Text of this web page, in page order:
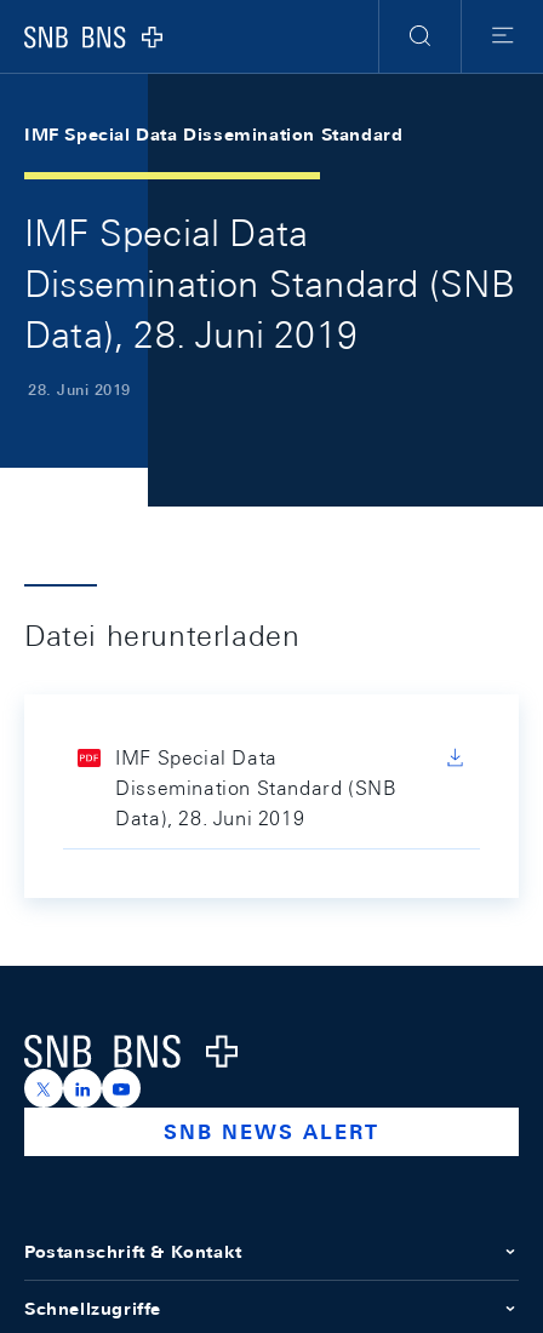
Logo
Suche
Menu
IMF Special Data Dissemination Standard
IMF Special Data
Dissemination Standard (SNB
Data), 28. Juni 2019
28. Juni 2019
Datei herunterladen
IMF Special Data
Dissemination Standard (SNB
Data), 28. Juni 2019
Logo
https://x.com/snb_bns
https://ch.linkedin.com/company/swiss-national-
https://www.youtube.com/@swissnationalbank
SNB NEWS ALERT
Postanschrift & Kontakt
Schnellzugriffe